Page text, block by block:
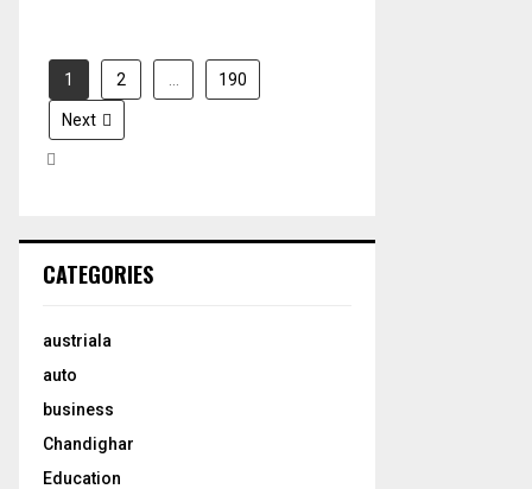
1 2 190
Next
CATEGORIES
austriala
auto
business
Chandighar
Education